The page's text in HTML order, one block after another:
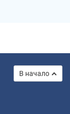
В начало